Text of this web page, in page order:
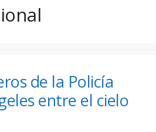
de la Policía
entre el cielo